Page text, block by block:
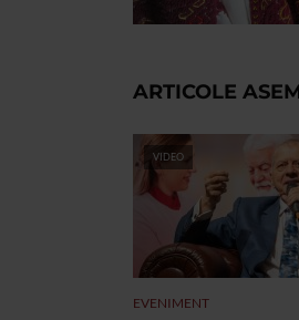
ARTICOLE
VIDEO
EVENIMENT